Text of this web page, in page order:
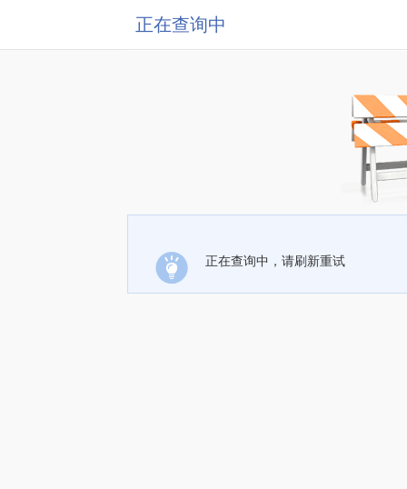
正在查询中
正在查询中，请刷新重试